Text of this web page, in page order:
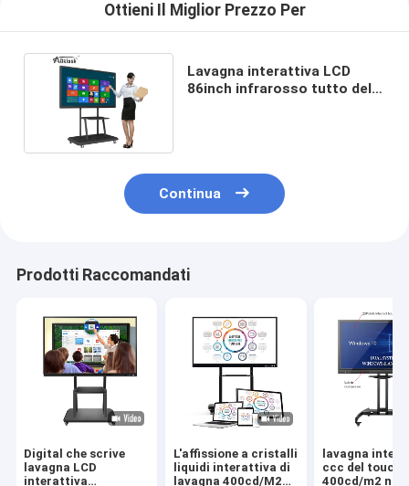
Ottieni Il Miglior Prezzo Per
Lavagna interattiva LCD
86inch infrarosso tutto del
Continua
Prodotti Raccomandati
Digital che scrive
lavagna LCD
interattiva
L'affissione a cristalli
liquidi interattiva di
lavagna 400cd/M2
lavagna
ccc del touch
400cd/m2 non